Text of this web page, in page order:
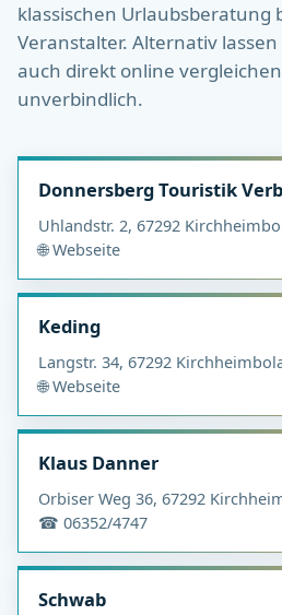
klassischen Urlaubsberatung
Veranstalter. Alternativ
auch direkt online
unverbindlich.
Donnersberg Touristik
Uhlandstr. 2, 67292
🌐 Webseite
Keding
Langstr. 34, 67292
🌐 Webseite
Klaus Danner
Orbiser Weg 36, 67292
☎ 06352/4747
Schwab